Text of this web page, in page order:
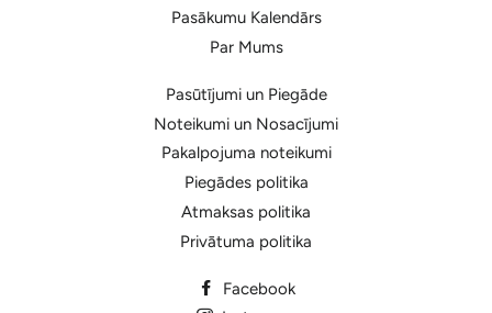
Pasākumu Kalendārs
Par Mums
Pasūtījumi un Piegāde
Noteikumi un Nosacījumi
Pakalpojuma noteikumi
Piegādes politika
Atmaksas politika
Privātuma politika
Facebook